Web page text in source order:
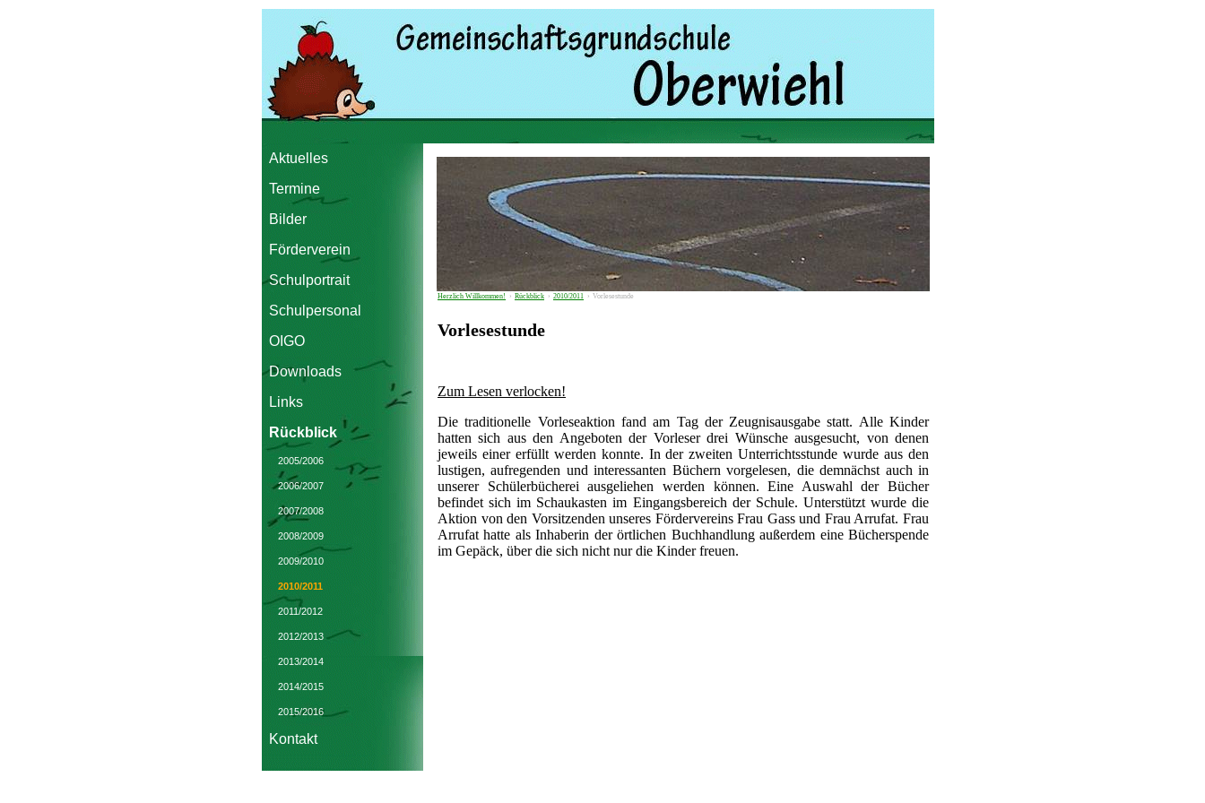
Aktuelles
Termine
Bilder
Förderverein
Schulportrait
Schulpersonal
OIGO
Downloads
Links
Rückblick
2005/2006
2006/2007
2007/2008
2008/2009
2009/2010
2010/2011
2011/2012
2012/2013
2013/2014
2014/2015
2015/2016
Kontakt
Herzlich Willkommen! › Rückblick › 2010/2011 › Vorlesestunde
Vorlesestunde
Zum Lesen verlocken!
Die traditionelle Vorleseaktion fand am Tag der Zeugnisausgabe statt. Alle Kinder
hatten sich aus den Angeboten der Vorleser drei Wünsche ausgesucht, von denen
jeweils einer erfüllt werden konnte. In der zweiten Unterrichtsstunde wurde aus den
lustigen, aufregenden und interessanten Büchern vorgelesen, die demnächst auch in
unserer Schülerbücherei ausgeliehen werden können. Eine Auswahl der Bücher
befindet sich im Schaukasten im Eingangsbereich der Schule. Unterstützt wurde die
Aktion von den Vorsitzenden unseres Fördervereins Frau Gass und Frau Arrufat. Frau
Arrufat hatte als Inhaberin der örtlichen Buchhandlung außerdem eine Bücherspende
im Gepäck, über die sich nicht nur die Kinder freuen.